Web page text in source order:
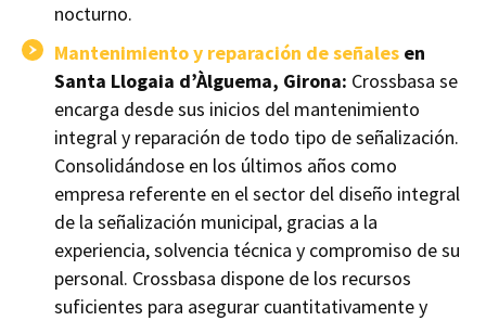
nocturno.
Mantenimiento y reparación de señales en
Santa Llogaia d’Àlguema, Girona: Crossbasa se
encarga desde sus inicios del mantenimiento
integral y reparación de todo tipo de señalización.
Consolidándose en los últimos años como
empresa referente en el sector del diseño integral
de la señalización municipal, gracias a la
experiencia, solvencia técnica y compromiso de su
personal. Crossbasa dispone de los recursos
suficientes para asegurar cuantitativamente y